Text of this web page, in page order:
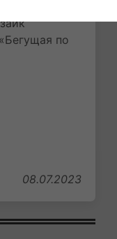
по
08.07.2023